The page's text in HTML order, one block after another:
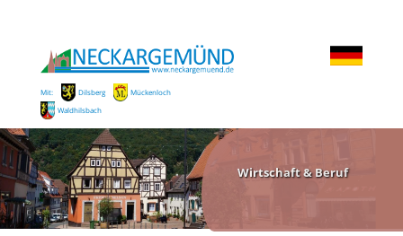
Mit: Dilsberg
Mückenloch
Waldhilsbach
Wirtschaft & Beruf